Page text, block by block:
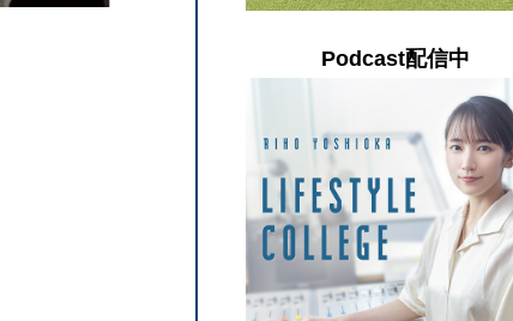
Podcast配信中